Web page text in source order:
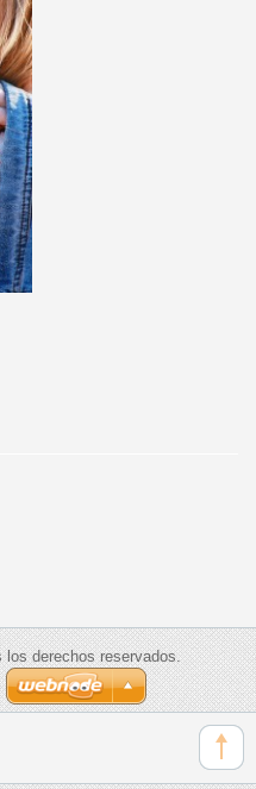
derechos reservados.